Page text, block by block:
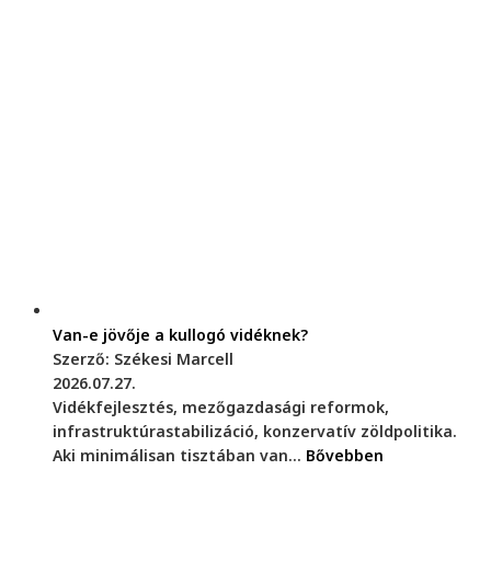
Van-e jövője a kullogó vidéknek?
Szerző: Székesi Marcell
2026.07.27.
Vidékfejlesztés, mezőgazdasági reformok,
infrastruktúrastabilizáció, konzervatív zöldpolitika.
Aki minimálisan tisztában van... Bővebben